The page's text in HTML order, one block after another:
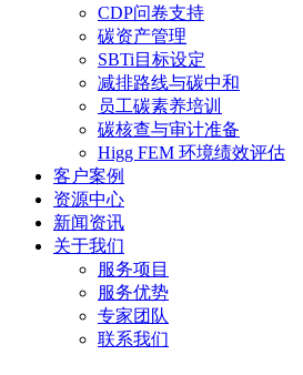
CDP问卷支持
碳资产管理
SBTi目标设定
减排路线与碳中和
员工碳素养培训
碳核查与审计准备
Higg FEM 环境绩效评估
客户案例
资源中心
新闻资讯
关于我们
服务项目
服务优势
专家团队
联系我们